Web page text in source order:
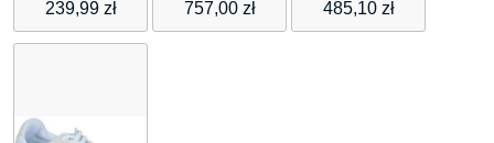
239,99 zł
SU+TE
757,00 zł
DEMI CUT
485,10 zł